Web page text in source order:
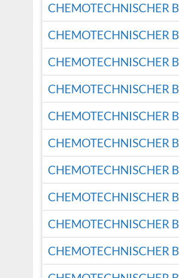
CHEMOTECHNISCHER
CHEMOTECHNISCHER
CHEMOTECHNISCHER
CHEMOTECHNISCHER
CHEMOTECHNISCHER
CHEMOTECHNISCHER
CHEMOTECHNISCHER
CHEMOTECHNISCHER
CHEMOTECHNISCHER
CHEMOTECHNISCHER